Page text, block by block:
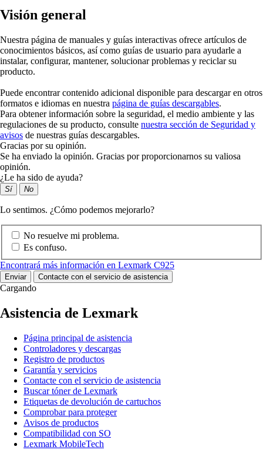
Visión general
Nuestra página de manuales y guías interactivas ofrece artículos de
conocimientos básicos, así como guías de usuario para ayudarle a
instalar, configurar, mantener, solucionar problemas y reciclar su
producto.
Puede encontrar contenido adicional disponible para descargar en otros
formatos e idiomas en nuestra página de guías descargables.
Para obtener información sobre la seguridad, el medio ambiente y las
regulaciones de su producto, consulte nuestra sección de Seguridad y
avisos de nuestras guías descargables.
Gracias por su opinión.
Se ha enviado la opinión. Gracias por proporcionarnos su valiosa
opinión.
¿Le ha sido de ayuda?
Sí No
Lo sentimos. ¿Cómo podemos mejorarlo?
No resuelve mi problema.
Es confuso.
Encontrará más información en Lexmark C925
Enviar Contacte con el servicio de asistencia
Cargando
Asistencia de Lexmark
Página principal de asistencia
Controladores y descargas
Registro de productos
Garantía y servicios
Contacte con el servicio de asistencia
Buscar tóner de Lexmark
Etiquetas de devolución de cartuchos
Comprobar para proteger
Avisos de productos
Compatibilidad con SO
Lexmark MobileTech